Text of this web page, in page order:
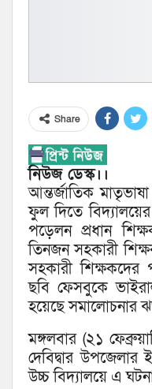
Share
নিউজ ডেস্ক।।
আন্তর্জাতিক
ফুল দিতে
পড়েলন প্রধান
তিনজন সহকারী
সহকারী
ছবি ফেসবুকে
হয়েছে সমালোচনার
মঙ্গলবার (২১
দেবিদ্বার
উচ্চ বিদ্যালয়ে এ